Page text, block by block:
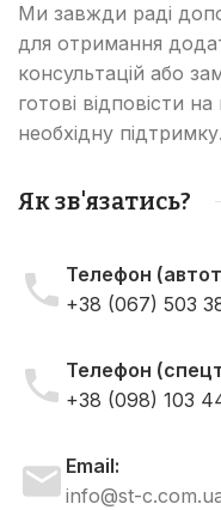
Ми завжди раді
для отримання
консультацій або
готові відповісти
необхідну підтримку.
Як зв'язатись?
Телефон
+38 (067) 503
Телефон
+38 (098) 103
Email:
info@st-